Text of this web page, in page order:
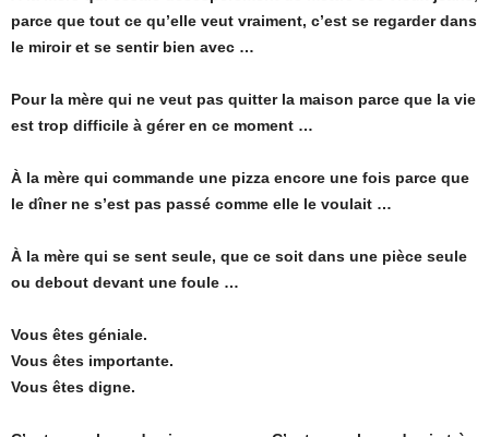
parce que tout ce qu’elle veut vraiment, c’est se regarder dans
le miroir et se sentir bien avec …
Pour la mère qui ne veut pas quitter la maison parce que la vie
est trop difficile à gérer en ce moment …
À la mère qui commande une pizza encore une fois parce que
le dîner ne s’est pas passé comme elle le voulait …
À la mère qui se sent seule, que ce soit dans une pièce seule
ou debout devant une foule …
Vous êtes géniale.
Vous êtes importante.
Vous êtes digne.